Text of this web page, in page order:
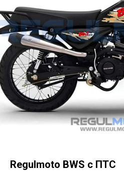
Regulmoto BWS с ПТС